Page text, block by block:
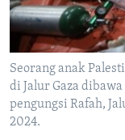
Seorang anak
di Jalur Gaza
pengungsi Rafah,
2024.